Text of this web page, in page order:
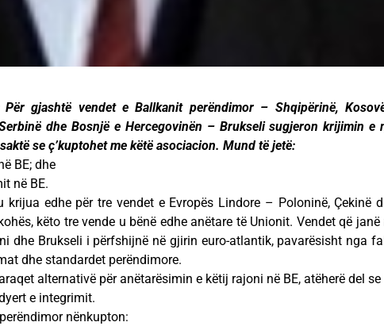
gjashtë vendet e Ballkanit perëndimor – Shqipërinë,
dhe Bosnjë e Hercegovinën – Brukseli sugjeron krijimin e
se ç’kuptohet me këtë asociacion. Mund të jetë:
BE; dhe
në BE.
krijua edhe për tre vendet e Evropës Lindore – Poloninë, Çekinë
këto tre vende u bënë edhe anëtare të Unionit. Vendet që janë
dhe Brukseli i përfshijnë në gjirin euro-atlantik, pavarësisht nga
dhe standardet perëndimore.
alternativë për anëtarësimin e këtij rajoni në BE, atëherë del se
e integrimit.
nënkupton: